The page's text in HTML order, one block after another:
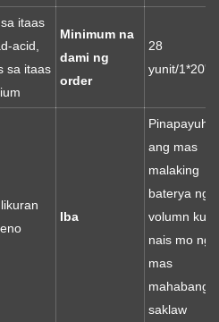
itaas
acid,
sa itaas
Minimum na
dami ng
order
28
yunit/1*20'fcl
Iba
ang mas
malaking
baterya ng
volumn
nais mo ng
mas
mahabang
saklaw